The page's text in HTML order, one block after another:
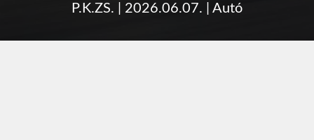
P.K.ZS. 2026.06.07. Autó